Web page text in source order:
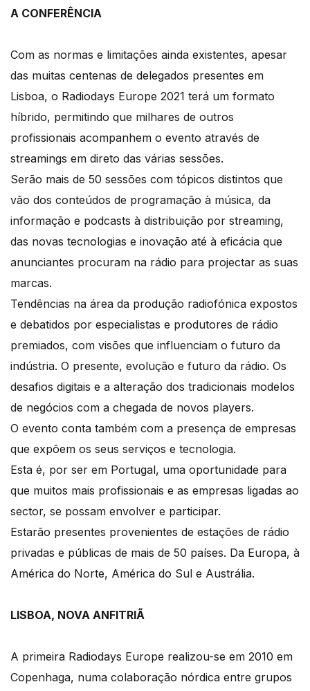
A CONFERÊNCIA
Com as normas e limitações ainda existentes, apesar
das muitas centenas de delegados presentes em
Lisboa, o Radiodays Europe 2021 terá um formato
híbrido, permitindo que milhares de outros
profissionais acompanhem o evento através de
streamings em direto das várias sessões.
Serão mais de 50 sessões com tópicos distintos que
vão dos conteúdos de programação à música, da
informação e podcasts à distribuição por streaming,
das novas tecnologias e inovação até à eficácia que
anunciantes procuram na rádio para projectar as suas
marcas.
Tendências na área da produção radiofónica expostos
e debatidos por especialistas e produtores de rádio
premiados, com visões que influenciam o futuro da
indústria. O presente, evolução e futuro da rádio. Os
desafios digitais e a alteração dos tradicionais modelos
de negócios com a chegada de novos players.
O evento conta também com a presença de empresas
que expõem os seus serviços e tecnologia.
Esta é, por ser em Portugal, uma oportunidade para
que muitos mais profissionais e as empresas ligadas ao
sector, se possam envolver e participar.
Estarão presentes provenientes de estações de rádio
privadas e públicas de mais de 50 países. Da Europa, à
América do Norte, América do Sul e Austrália.
LISBOA, NOVA ANFITRIÃ
A primeira Radiodays Europe realizou-se em 2010 em
Copenhaga, numa colaboração nórdica entre grupos